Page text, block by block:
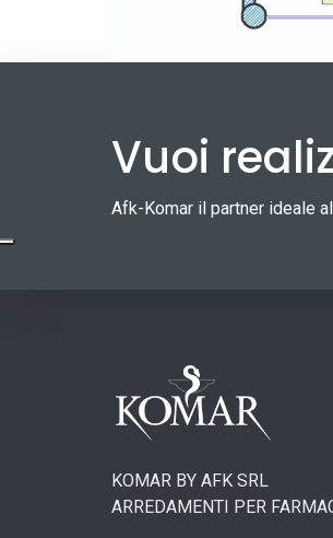
Vuoi
Afk-Komar il partner ideale
KOMAR BY AFK SRL
ARREDAMENTI PER